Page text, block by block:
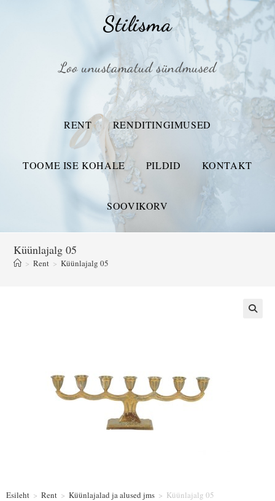
Stilisma
Loo unustamatud sündmused
RENT RENDITINGIMUSED
TOOME ISE KOHALE PILDID KONTAKT
SOOVIKORV
Küünlajalg 05
> Rent > Küünlajalg 05
Esileht > Rent > Küünlajalad ja alused jms > Küünlajalg 05